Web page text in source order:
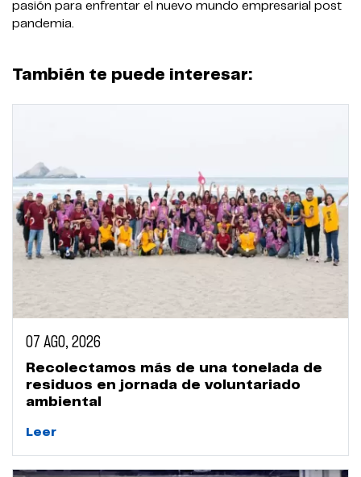
pasión para enfrentar el nuevo mundo empresarial post
pandemia.
También te puede interesar:
07 AGO, 2026
Recolectamos más de una tonelada de
residuos en jornada de voluntariado
ambiental
Leer